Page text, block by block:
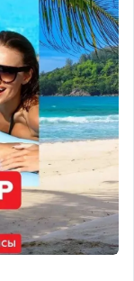
что гости
дайвинг-
карт
Srnty Sahl
Serenity
брендом
часть
пальм. Вас
моря, и